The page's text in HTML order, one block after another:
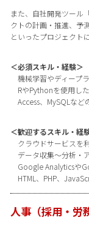
また、自社開発ツール
クトの計画・推進、予
といったプロジェクト
＜必須スキル・経験＞
機械学習やディープ
RやPythonを使用し
Access、MySQLな
＜歓迎するスキル・経
クラウドサービスを
データ収集〜分析・
Google Analyticsや
HTML、PHP、
人事（採用・労